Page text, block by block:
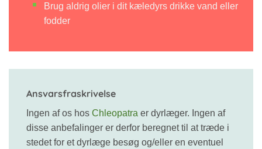
Brug aldrig olier i dit kæledyrs drikke vand eller
fodder
Ansvarsfraskrivelse
Ingen af os hos Chleopatra er dyrlæger. Ingen af ​​
disse anbefalinger er derfor beregnet til at træde i
stedet for et dyrlæge besøg og/eller en eventuel